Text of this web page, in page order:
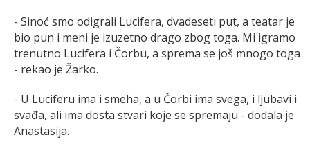
- Sinoć smo odigrali Lucifera, dvadeseti put, a teatar je
bio pun i meni je izuzetno drago zbog toga. Mi igramo
trenutno Lucifera i Čorbu, a sprema se još mnogo toga
- rekao je Žarko.
- U Luciferu ima i smeha, a u Čorbi ima svega, i ljubavi i
svađa, ali ima dosta stvari koje se spremaju - dodala je
Anastasija.